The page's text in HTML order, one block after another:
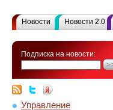
Новости Новости 2.0
Подписка на новости:
Управление